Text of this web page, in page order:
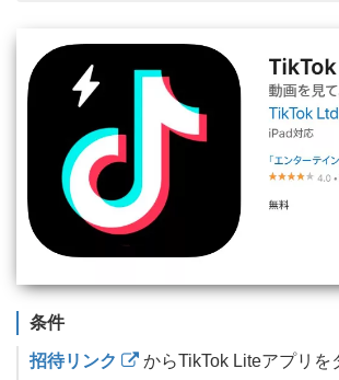
条件
招待リンク
からTikTok Liteアプリを